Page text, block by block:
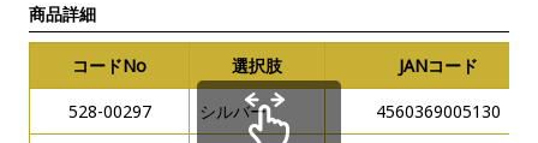
商品詳細
コードNo 選択肢
JANコード
528-00297
シルバー
4560369005130